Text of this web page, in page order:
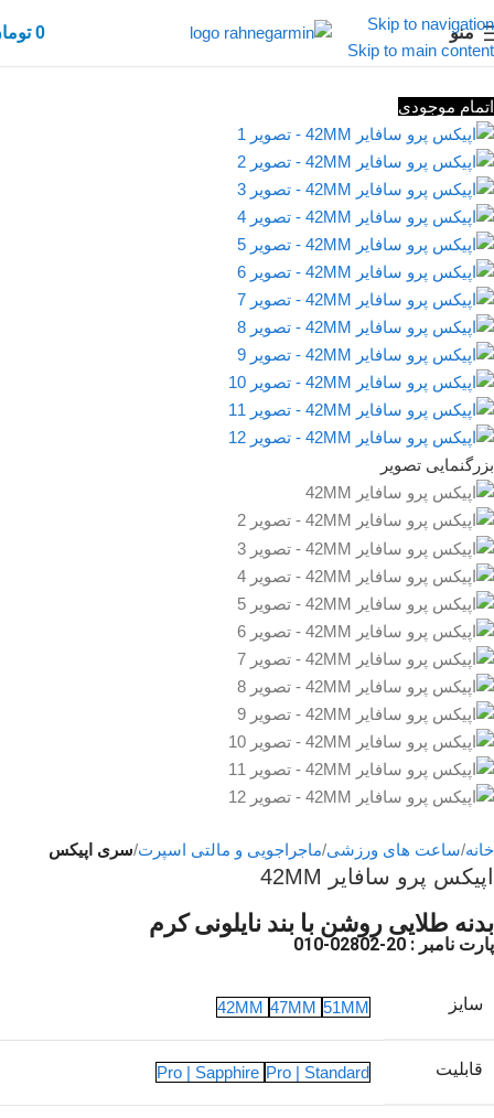
Skip to navigation
Skip to main content
منو 0
اتمام موجودی
بزرگنمایی تصویر
خانه ساعت های ورزشی ماجراجویی و مالتی اسپرت سری اپیکس
اپیکس پرو سافایر 42MM
بدنه طلایی روشن با بند نایلونی کرم
پارت نامبر : 20-02802-010
سایز 42MM 47MM 51MM
قابلیت Pro | Sapphire Pro | Standard